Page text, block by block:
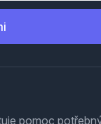
pomoc